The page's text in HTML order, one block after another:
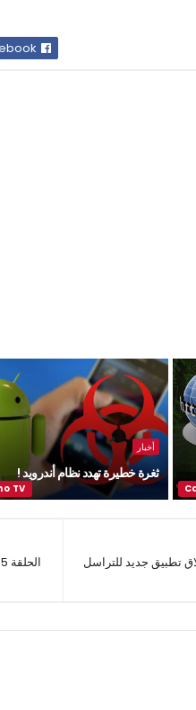
أخبار
ثغرة خطيرة تهدد نظام أندرويد !
تطبيق جديد للتراسل